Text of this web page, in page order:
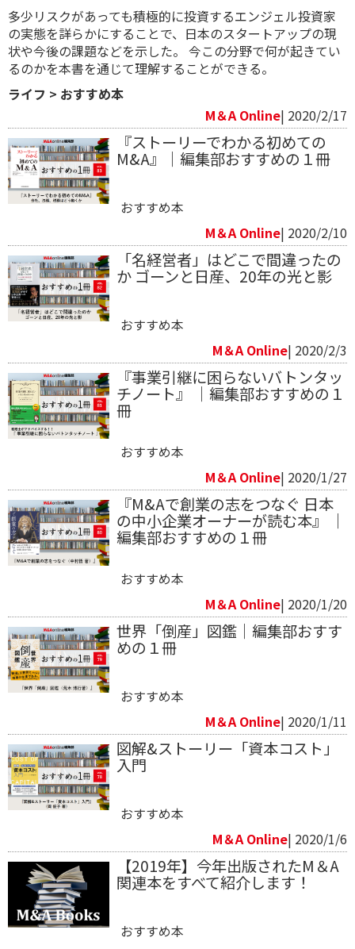
多少リスクがあっても積極的に投資するエンジェル投資家
の実態を詳らかにすることで、日本のスタートアップの現
状や今後の課題などを示した。 今この分野で何が起きてい
るのかを本書を通じて理解することができる。
ライフ > おすすめ本
M＆A Online| 2020/2/17
『ストーリーでわかる初めての
M&A』｜編集部おすすめの１冊
おすすめ本
M＆A Online| 2020/2/10
「名経営者」はどこで間違ったの
か ゴーンと日産、20年の光と影
おすすめ本
M＆A Online| 2020/2/3
『事業引継に困らないバトンタッ
チノート』 ｜編集部おすすめの１
冊
おすすめ本
M＆A Online| 2020/1/27
『M&Aで創業の志をつなぐ 日本
の中小企業オーナーが読む本』 ｜
編集部おすすめの１冊
おすすめ本
M＆A Online| 2020/1/20
世界「倒産」図鑑｜編集部おすす
めの１冊
おすすめ本
M＆A Online| 2020/1/11
図解&ストーリー「資本コスト」
入門
おすすめ本
M＆A Online| 2020/1/6
【2019年】今年出版されたM＆A
関連本をすべて紹介します！
おすすめ本